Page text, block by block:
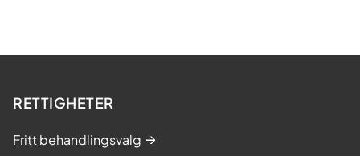
RETTIGHETER
Fritt behandlingsvalg